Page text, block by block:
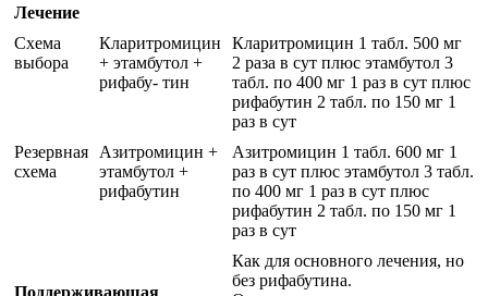
Лечение
Схема
выбора
Кларитромицин
+ этамбутол +
рифабу- тин
Кларитромицин 1 табл. 500 мг
2 раза в сут плюс этамбутол 3
табл. по 400 мг 1 раз в сут плюс
рифабутин 2 табл. по 150 мг 1
раз в сут
Резервная
схема
Азитромицин +
этамбутол +
рифабутин
Азитромицин 1 табл. 600 мг 1
раз в сут плюс этамбутол 3 табл.
по 400 мг 1 раз в сут плюс
рифабутин 2 табл. по 150 мг 1
раз в сут
Как для основного лечения, но
без рифабутина.